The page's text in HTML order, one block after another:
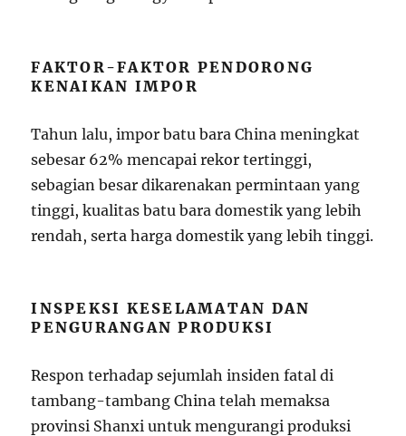
FAKTOR-FAKTOR PENDORONG
KENAIKAN IMPOR
Tahun lalu, impor batu bara China meningkat
sebesar 62% mencapai rekor tertinggi,
sebagian besar dikarenakan permintaan yang
tinggi, kualitas batu bara domestik yang lebih
rendah, serta harga domestik yang lebih tinggi.
INSPEKSI KESELAMATAN DAN
PENGURANGAN PRODUKSI
Respon terhadap sejumlah insiden fatal di
tambang-tambang China telah memaksa
provinsi Shanxi untuk mengurangi produksi